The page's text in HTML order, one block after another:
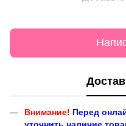
Внимание! Перед
уточнить наличие